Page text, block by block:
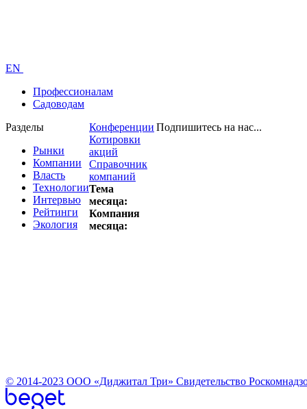
EN
Профессионалам
Садоводам
Разделы
Рынки
Компании
Власть
Технологии
Интервью
Рейтинги
Экология
Конференции
Котировки
акций
Справочник
компаний
Тема
месяца:
Компания
месяца:
Подпишитесь на нас...
© 2014-2023 ООО «Диджитал Три» Свидетельство